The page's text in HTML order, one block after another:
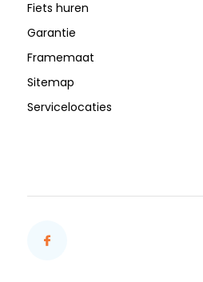
Fiets huren
Garantie
Framemaat
Sitemap
Servicelocaties